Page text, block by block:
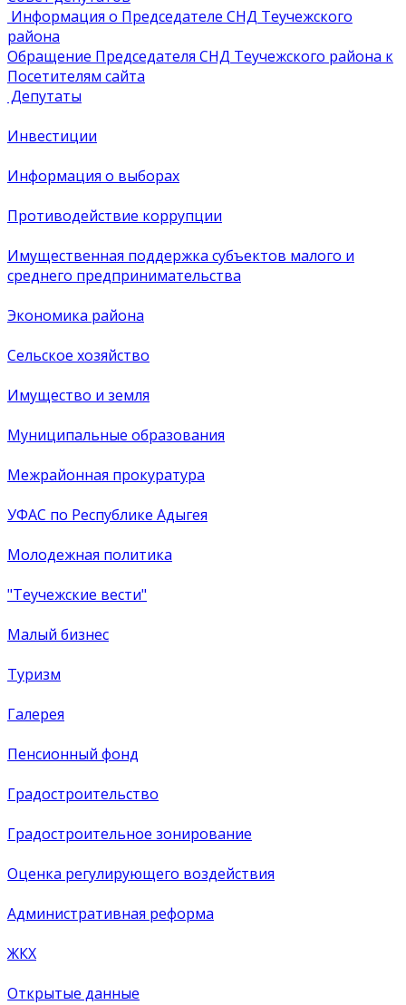
Информация о Председателе СНД Теучежского
района
Обращение Председателя СНД Теучежского района к
Посетителям сайта
Депутаты
Инвестиции
Информация о выборах
Противодействие коррупции
Имущественная поддержка субъектов малого и
среднего предпринимательства
Экономика района
Сельское хозяйство
Имущество и земля
Муниципальные образования
Межрайонная прокуратура
УФАС по Республике Адыгея
Молодежная политика
"Теучежские вести"
Малый бизнес
Туризм
Галерея
Пенсионный фонд
Градостроительство
Градостроительное зонирование
Оценка регулирующего воздействия
Административная реформа
ЖКХ
Открытые данные